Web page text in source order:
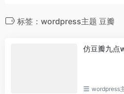
标签：wordpress主题 豆瓣
仿豆瓣九点
wordpress